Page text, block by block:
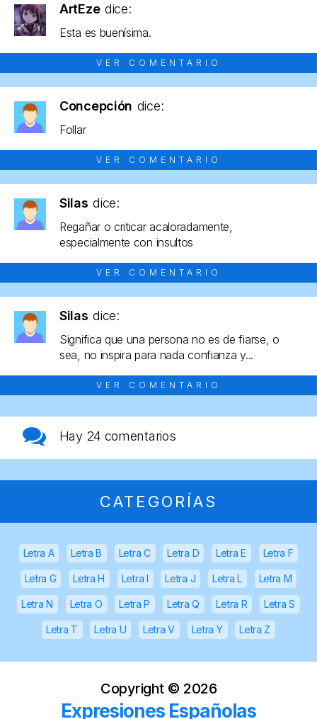
ArtEze dice:
Esta es buenísima.
VER COMENTARIO
Concepción dice:
Follar
VER COMENTARIO
Silas dice:
Regañar o criticar acaloradamente,
especialmente con insultos
VER COMENTARIO
Silas dice:
Significa que una persona no es de fiarse, o
sea, no inspira para nada confianza y...
VER COMENTARIO
Hay 24 comentarios
CATEGORÍAS
Letra A Letra B Letra C Letra D Letra E Letra F
Letra G Letra H Letra I Letra J Letra L Letra M
Letra N Letra O Letra P Letra Q Letra R Letra S
Letra T Letra U Letra V Letra Y Letra Z
Copyright © 2026
Expresiones Españolas